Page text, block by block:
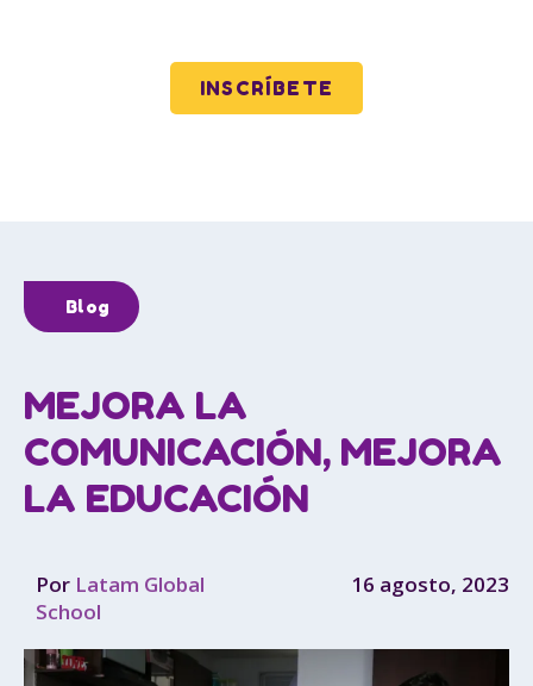
INSCRÍBETE
Blog
MEJORA LA
COMUNICACIÓN, MEJORA
LA EDUCACIÓN
Por Latam Global
School
16 agosto, 2023